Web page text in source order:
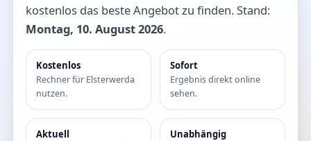
kostenlos das beste Angebot zu finden. Stand:
Montag, 10. August 2026.
Kostenlos
Rechner für Elsterwerda
nutzen.
Sofort
Ergebnis direkt online
sehen.
Aktuell Unabhängig